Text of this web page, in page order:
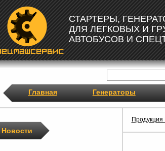
СТАРТЕРЫ,
ДЛЯ ЛЕГКОВЫХ И
АВТОБУСОВ И
Главная Генераторы
Продукция
Новости